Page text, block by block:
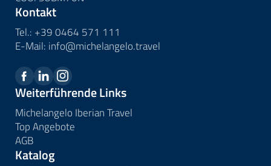
Kontakt
Tel.: +39 0464 571 111
E-Mail: info@michelangelo.travel
Weiterführende Links
Michelangelo Iberian Travel
Top Angebote
AGB
Katalog